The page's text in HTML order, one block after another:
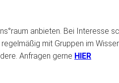
anbieten. Bei Interesse
mit Gruppen im
Anfragen gerne HIER